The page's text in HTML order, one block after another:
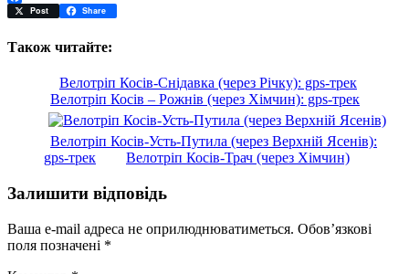
Facebook
Post Share
Також читайте:
Велотріп Косів-Снідавка (через Річку): gps-трек
Велотріп Косів – Рожнів (через Хімчин): gps-трек
Велотріп Косів-Усть-Путила (через Верхній Ясенів):
gps-трек
Велотріп Косів-Трач (через Хімчин)
Залишити відповідь
Ваша e-mail адреса не оприлюднюватиметься. Обов’язкові
поля позначені *